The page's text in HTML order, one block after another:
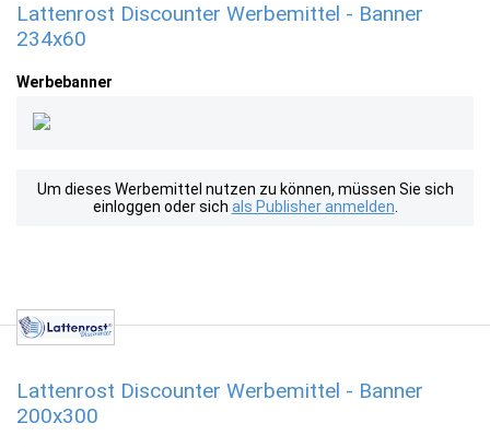
Lattenrost Discounter Werbemittel - Banner
234x60
Werbebanner
Um dieses Werbemittel nutzen zu können, müssen Sie sich
einloggen oder sich als Publisher anmelden
Lattenrost Discounter Werbemittel - Banner
200x300